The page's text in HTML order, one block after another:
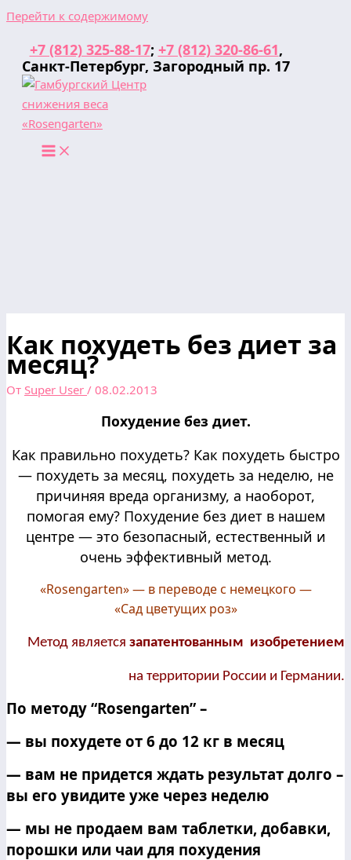
Перейти к содержимому
+7 (812) 325-88-17; +7 (812) 320-86-61,
Санкт-Петербург, Загородный пр. 17
Как похудеть без диет за
месяц?
От Super User / 08.02.2013
Похудение без диет.
Как правильно похудеть? Как похудеть быстро
— похудеть за месяц, похудеть за неделю, не
причиняя вреда организму, а наоборот,
помогая ему? Похудение без диет в нашем
центре — это безопасный, естественный и
очень эффективный метод.
«Rosengarten» — в переводе с немецкого —
«Cад цветущих роз»
Метод является запатентованным изобретением
на территории России и Германии.
По методу “Rosengarten” –
— вы похудете от 6 до 12 кг в месяц
— вам не придется ждать результат долго –
вы его увидите уже через неделю
— мы не продаем вам таблетки, добавки,
порошки или чаи для похудения